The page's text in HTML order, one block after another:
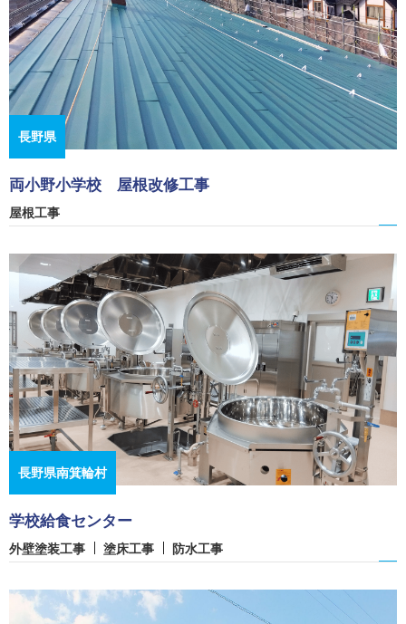
長野県
両小野小学校 屋根改修工事
屋根工事
長野県南箕輪村
学校給食センター
外壁塗装工事 塗床工事 防水工事